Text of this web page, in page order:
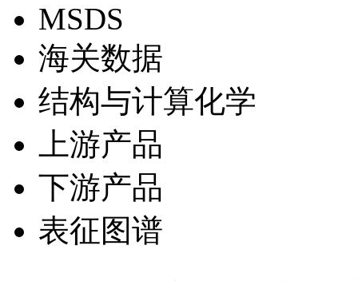
MSDS
海关数据
结构与计算化学
上游产品
下游产品
表征图谱